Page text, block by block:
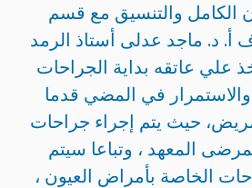
الكامل والتنسيق مع قسم
أ. د. ماجد عدلى أستاذ الرمد
علي عاتقه بداية الجراحات
في المضي قدما
حيث يتم إجراء جراحات
لمرضى المعهد ، وتباعا سيتم
الخاصة بأمراض العيون ،